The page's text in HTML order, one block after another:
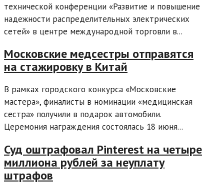
технической конференции «Развитие и повышение
надежности распределительных электрических
сетей» в центре международной торговли в...
Московские медсестры отправятся
на стажировку в Китай
В рамках городского конкурса «Московские
мастера», финалисты в номинации «медицинская
сестра» получили в подарок автомобили.
Церемония награждения состоялась 18 июня...
Суд оштрафовал Pinterest на четыре
миллиона рублей за неуплату
штрафов